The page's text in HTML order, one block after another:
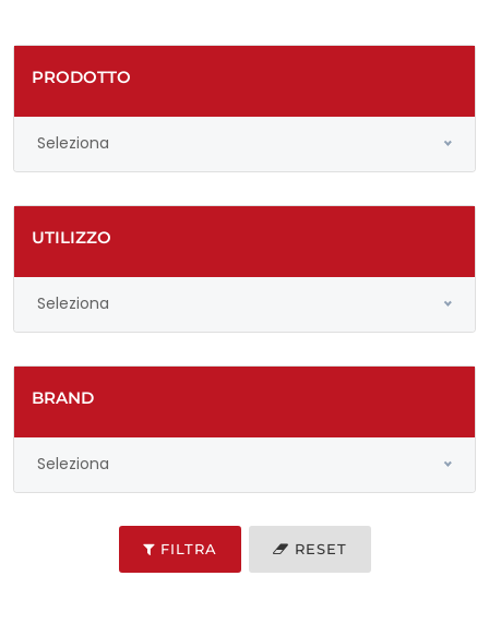
PRODOTTO
Seleziona
UTILIZZO
Seleziona
BRAND
Seleziona
FILTRA RESET